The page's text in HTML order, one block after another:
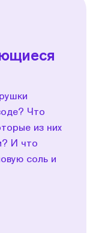
Что
из них
И что
соль и